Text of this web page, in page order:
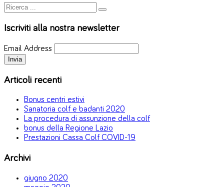
Iscriviti alla nostra newsletter
Email Address
Articoli recenti
Bonus centri estivi
Sanatoria colf e badanti 2020
La procedura di assunzione della colf
bonus della Regione Lazio
Prestazioni Cassa Colf COVID-19
Archivi
giugno 2020